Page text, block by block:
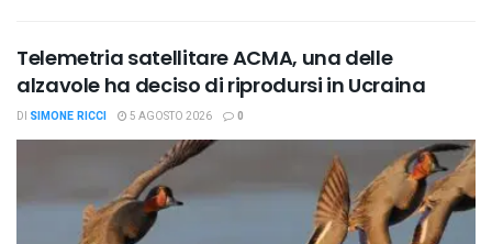
Telemetria satellitare ACMA, una delle
alzavole ha deciso di riprodursi in Ucraina
DI SIMONE RICCI 5 AGOSTO 2026 0